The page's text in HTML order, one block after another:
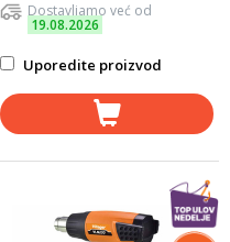
Dostavljamo već od
19.08.2026
Uporedite proizvod